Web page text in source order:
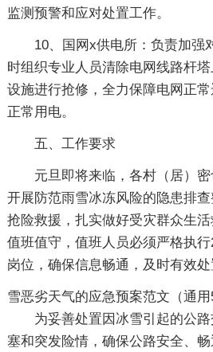
监测预警和应对处置工作。
10、国网x供电所：负责加强
时组织专业人员清除电网线路杆
设施进行抢修，全力保障电网正
正常用电。
五、工作要求
元旦即将来临，各村（居）
开展防范雨雪冰冻风险的隐患排
抢险救援，扎实做好受灾群众生
值班值守，值班人员必须严格执
岗位，确保信息畅通，及时有效处
雪恶劣天气的应急预案范文（通
为妥善处置因冰雪引起的公
塞和突发险情，确保公路安全、